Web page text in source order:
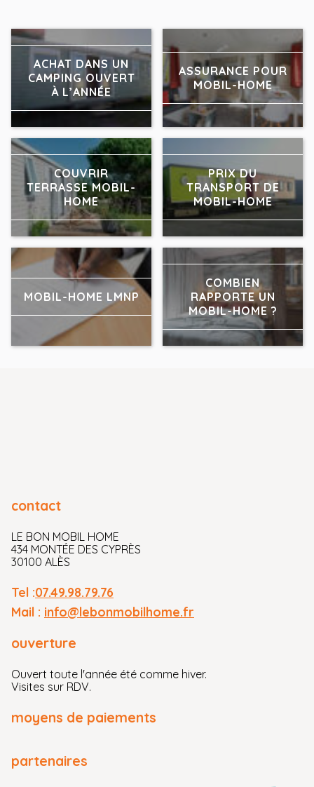
ACHAT DANS UN
CAMPING OUVERT
À L’ANNÉE
ASSURANCE POUR
MOBIL-HOME
COUVRIR
TERRASSE MOBIL-
HOME
PRIX DU
TRANSPORT DE
MOBIL-HOME
MOBIL-HOME LMNP
COMBIEN
RAPPORTE UN
MOBIL-HOME ?
contact
LE BON MOBIL HOME
434 MONTÉE DES CYPRÈS
30100 ALÈS
Tel :07.49.98.79.76
Mail : info@lebonmobilhome.fr
ouverture
Ouvert toute l'année été comme hiver.
Visites sur RDV.
moyens de paiements
partenaires